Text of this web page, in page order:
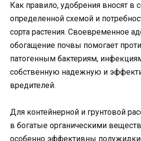
Как правило, удобрения вносят в
определенной схемой и
сорта растения. Своевременное
обогащение почвы помогает
патогенным бактериям,
собственную надежную и
вредителей.
Для контейнерной и грунтовой
в богатые органическими
особенно эффективны